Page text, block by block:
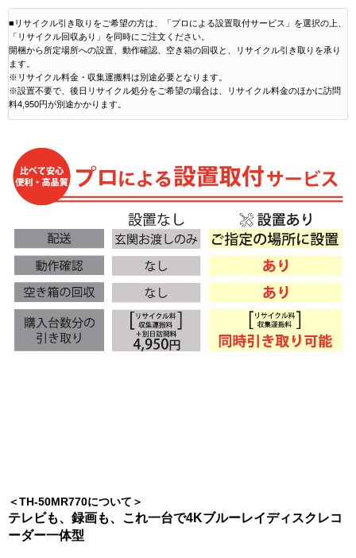
■リサイクル引き取りをご希望の方は、「プロによる設置取付サービス」を選択の上、
「リサイクル回収あり」を同時にご注文ください。
開梱から所定場所への設置、動作確認、空き箱の回収と、リサイクル引き取りを承り
ます。
※リサイクル料金・収集運搬料は別途必要となります。
※設置不要で、後日リサイクル処分をご希望の場合は、リサイクル料金のほかに訪問
料4,950円が別途かかります。
＜TH-50MR770について＞
テレビも、録画も、これ一台で4Kブルーレイディスクレコ
ーダー一体型